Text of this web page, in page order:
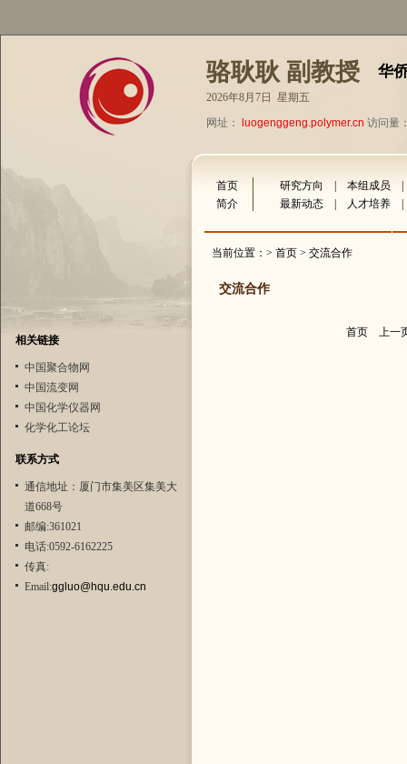
骆耿耿 副教授 华
2026年8月7日 星期五
网址：
luogenggeng.polymer.cn 访问量
相关链接
中国聚合物网
中国流变网
中国化学仪器网
化学化工论坛
联系方式
通信地址：厦门市集美区集美大
道668号
邮编:361021
电话:0592-6162225
传真:
Email:ggluo@hqu.edu.cn
首页 研究方向 本组成员
简介
最新动态 人才培养
当前位置：> 首页 > 交流合作
交流合作
首页 上一